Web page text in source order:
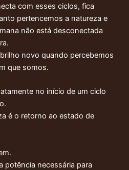
com esses ciclos, fica
pertencemos a natureza e
não está desconectada
novo quando percebemos
que somos.
no início de um ciclo
é o retorno ao estado de
potência necessária para